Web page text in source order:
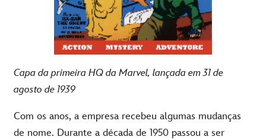
Capa da primeira HQ da Marvel, lançada em 31 de
agosto de 1939
Com os anos, a empresa recebeu algumas mudanças
de nome. Durante a década de 1950 passou a ser